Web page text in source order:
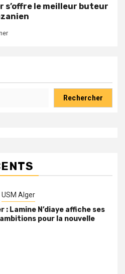
s’offre le meilleur buteur
Rechercher
USM Alger
: Lamine N’diaye affiche ses
pour la nouvelle